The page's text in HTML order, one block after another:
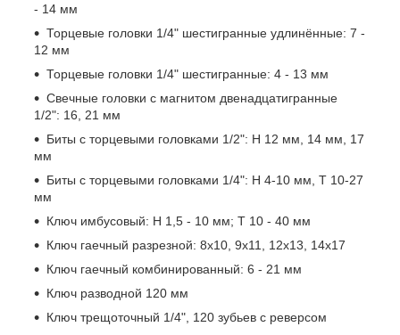
- 14 мм
Торцевые головки 1/4" шестигранные удлинённые: 7 -
12 мм
Торцевые головки 1/4" шестигранные: 4 - 13 мм
Свечные головки с магнитом двенадцатигранные
1/2": 16, 21 мм
Биты с торцевыми головками 1/2": Н 12 мм, 14 мм, 17
мм
Биты с торцевыми головками 1/4": Н 4-10 мм, Т 10-27
мм
Ключ имбусовый: Н 1,5 - 10 мм; Т 10 - 40 мм
Ключ гаечный разрезной: 8х10, 9х11, 12х13, 14х17
Ключ гаечный комбинированный: 6 - 21 мм
Ключ разводной 120 мм
Ключ трещоточный 1/4", 120 зубьев с реверсом